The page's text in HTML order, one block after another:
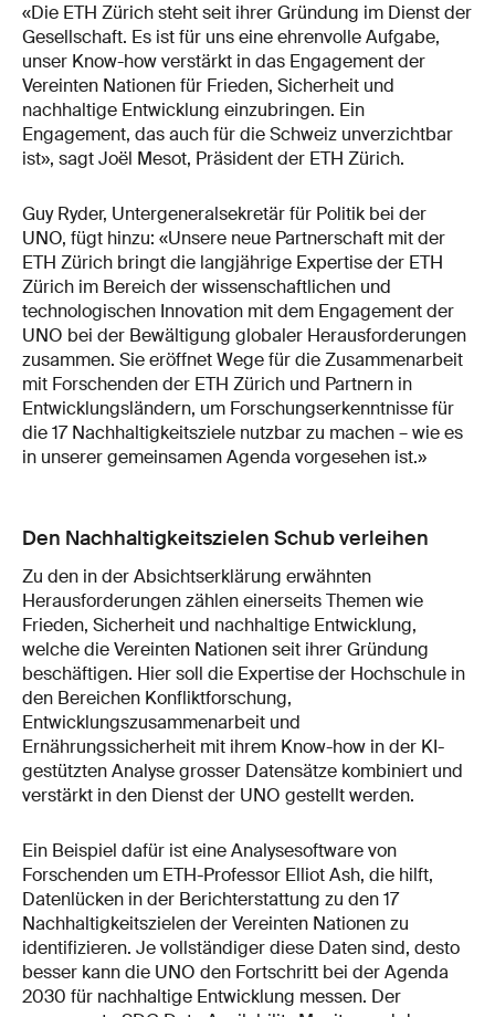
«Die ETH Zürich steht seit ihrer Gründung im Dienst der
Gesellschaft. Es ist für uns eine ehrenvolle Aufgabe,
unser Know-how verstärkt in das Engagement der
Vereinten Nationen für Frieden, Sicherheit und
nachhaltige Entwicklung einzubringen. Ein
Engagement, das auch für die Schweiz unverzichtbar
ist», sagt Joël Mesot, Präsident der ETH Zürich.
Guy Ryder, Untergeneralsekretär für Politik bei der
UNO, fügt hinzu: «Unsere neue Partnerschaft mit der
ETH Zürich bringt die langjährige Expertise der ETH
Zürich im Bereich der wissenschaftlichen und
technologischen Innovation mit dem Engagement der
UNO bei der Bewältigung globaler Herausforderungen
zusammen. Sie eröffnet Wege für die Zusammenarbeit
mit Forschenden der ETH Zürich und Partnern in
Entwicklungsländern, um Forschungserkenntnisse für
die 17 Nachhaltigkeitsziele nutzbar zu machen – wie es
in unserer gemeinsamen Agenda vorgesehen ist.»
Den Nachhaltigkeitszielen Schub verleihen
Zu den in der Absichtserklärung erwähnten
Herausforderungen zählen einerseits Themen wie
Frieden, Sicherheit und nachhaltige Entwicklung,
welche die Vereinten Nationen seit ihrer Gründung
beschäftigen. Hier soll die Expertise der Hochschule in
den Bereichen Konfliktforschung,
Entwicklungszusammenarbeit und
Ernährungssicherheit mit ihrem Know-how in der KI-
gestützten Analyse grosser Datensätze kombiniert und
verstärkt in den Dienst der UNO gestellt werden.
Ein Beispiel dafür ist eine Analysesoftware von
Forschenden um ETH-Professor Elliot Ash, die hilft,
Datenlücken in der Berichterstattung zu den 17
Nachhaltigkeitszielen der Vereinten Nationen zu
identifizieren. Je vollständiger diese Daten sind, desto
besser kann die UNO den Fortschritt bei der Agenda
2030 für nachhaltige Entwicklung messen. Der